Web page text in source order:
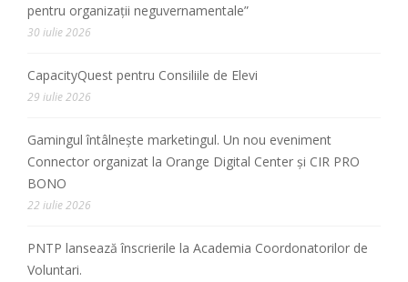
pentru organizații neguvernamentale”
30 iulie 2026
CapacityQuest pentru Consiliile de Elevi
29 iulie 2026
Gamingul întâlnește marketingul. Un nou eveniment
Connector organizat la Orange Digital Center și CIR PRO
BONO
22 iulie 2026
PNTP lansează înscrierile la Academia Coordonatorilor de
Voluntari.